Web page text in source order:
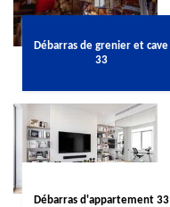
Débarras de grenier et cave
33
Débarras d'appartement 33